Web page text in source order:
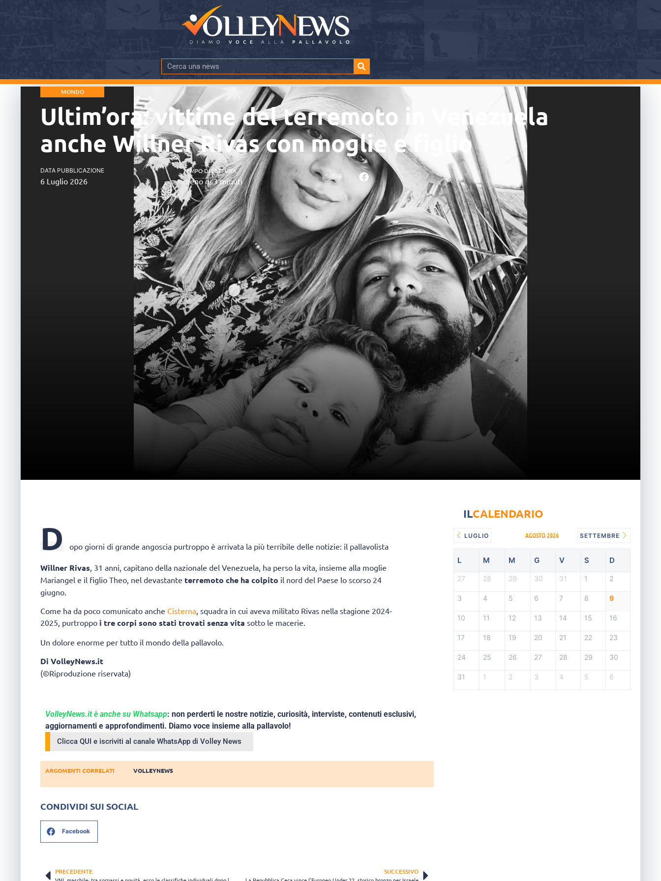
MONDO
Ultim’ora: vittime del terremoto in Venezuela
anche Willner Rivas con moglie e figlio
DATA PUBBLICAZIONE
6 Luglio 2026
TEMPO DI LETTURA
meno di 3 minuti SHARE
D opo giorni di grande angoscia purtroppo è arrivata la più terribile delle notizie: il pallavolista
Willner Rivas , 31 anni, capitano della nazionale del Venezuela, ha perso la vita, insieme alla moglie
Mariangel e il figlio Theo, nel devastante terremoto che ha colpito il nord del Paese lo scorso 24
giugno.
Come ha da poco comunicato anche Cisterna, squadra in cui aveva militato Rivas nella stagione 2024-
2025, purtroppo i tre corpi sono stati trovati senza vita sotto le macerie.
Un dolore enorme per tutto il mondo della pallavolo.
Di VolleyNews.it
(©Riproduzione riservata)
VolleyNews.it è anche su Whatsapp: non perderti le nostre notizie, curiosità, interviste, contenuti esclusivi,
aggiornamenti e approfondimenti. Diamo voce insieme alla pallavolo!
Clicca QUI e iscriviti al canale WhatsApp di Volley News
ARGOMENTI CORRELATI VOLLEYNEWS
CONDIVIDI SUI SOCIAL
Facebook
PRECEDENTE SUCCESSIVO
ILCALENDARIO
LUGLIO AGOSTO 2026 SETTEMBRE
L M M G V S D
27 28 29 30 31 1 2
3 4 5 6 7 8 9
10 11 12 13 14 15 16
17 18 19 20 21 22 23
24 25 26 27 28 29 30
31 1 2 3 4 5 6